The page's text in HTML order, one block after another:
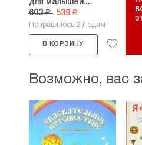
для малышей....
603 ₽ 539 ₽
Понравилось 2 людям
В КОРЗИНУ
Возможно, вас